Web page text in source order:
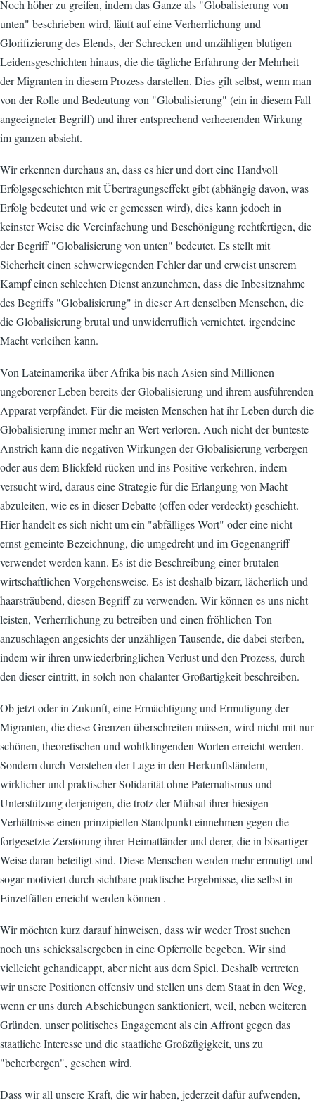
Noch höher zu greifen, indem das Ganze als "Globalisierung von
unten" beschrieben wird, läuft auf eine Verherrlichung und
Glorifizierung des Elends, der Schrecken und unzähligen blutigen
Leidensgeschichten hinaus, die die tägliche Erfahrung der Mehrheit
der Migranten in diesem Prozess darstellen. Dies gilt selbst, wenn man
von der Rolle und Bedeutung von "Globalisierung" (ein in diesem Fall
angeeigneter Begriff) und ihrer entsprechend verheerenden Wirkung
im ganzen absieht.
Wir erkennen durchaus an, dass es hier und dort eine Handvoll
Erfolgsgeschichten mit Übertragungseffekt gibt (abhängig davon, was
Erfolg bedeutet und wie er gemessen wird), dies kann jedoch in
keinster Weise die Vereinfachung und Beschönigung rechtfertigen, die
der Begriff "Globalisierung von unten" bedeutet. Es stellt mit
Sicherheit einen schwerwiegenden Fehler dar und erweist unserem
Kampf einen schlechten Dienst anzunehmen, dass die Inbesitznahme
des Begriffs "Globalisierung" in dieser Art denselben Menschen, die
die Globalisierung brutal und unwiderruflich vernichtet, irgendeine
Macht verleihen kann.
Von Lateinamerika über Afrika bis nach Asien sind Millionen
ungeborener Leben bereits der Globalisierung und ihrem ausführenden
Apparat verpfändet. Für die meisten Menschen hat ihr Leben durch die
Globalisierung immer mehr an Wert verloren. Auch nicht der bunteste
Anstrich kann die negativen Wirkungen der Globalisierung verbergen
oder aus dem Blickfeld rücken und ins Positive verkehren, indem
versucht wird, daraus eine Strategie für die Erlangung von Macht
abzuleiten, wie es in dieser Debatte (offen oder verdeckt) geschieht.
Hier handelt es sich nicht um ein "abfälliges Wort" oder eine nicht
ernst gemeinte Bezeichnung, die umgedreht und im Gegenangriff
verwendet werden kann. Es ist die Beschreibung einer brutalen
wirtschaftlichen Vorgehensweise. Es ist deshalb bizarr, lächerlich und
haarsträubend, diesen Begriff zu verwenden. Wir können es uns nicht
leisten, Verherrlichung zu betreiben und einen fröhlichen Ton
anzuschlagen angesichts der unzähligen Tausende, die dabei sterben,
indem wir ihren unwiederbringlichen Verlust und den Prozess, durch
den dieser eintritt, in solch non-chalanter Großartigkeit beschreiben.
Ob jetzt oder in Zukunft, eine Ermächtigung und Ermutigung der
Migranten, die diese Grenzen überschreiten müssen, wird nicht mit nur
schönen, theoretischen und wohlklingenden Worten erreicht werden.
Sondern durch Verstehen der Lage in den Herkunftsländern,
wirklicher und praktischer Solidarität ohne Paternalismus und
Unterstützung derjenigen, die trotz der Mühsal ihrer hiesigen
Verhältnisse einen prinzipiellen Standpunkt einnehmen gegen die
fortgesetzte Zerstörung ihrer Heimatländer und derer, die in bösartiger
Weise daran beteiligt sind. Diese Menschen werden mehr ermutigt und
sogar motiviert durch sichtbare praktische Ergebnisse, die selbst in
Einzelfällen erreicht werden können .
Wir möchten kurz darauf hinweisen, dass wir weder Trost suchen
noch uns schicksalsergeben in eine Opferrolle begeben. Wir sind
vielleicht gehandicappt, aber nicht aus dem Spiel. Deshalb vertreten
wir unsere Positionen offensiv und stellen uns dem Staat in den Weg,
wenn er uns durch Abschiebungen sanktioniert, weil, neben weiteren
Gründen, unser politisches Engagement als ein Affront gegen das
staatliche Interesse und die staatliche Großzügigkeit, uns zu
"beherbergen", gesehen wird.
Dass wir all unsere Kraft, die wir haben, jederzeit dafür aufwenden,